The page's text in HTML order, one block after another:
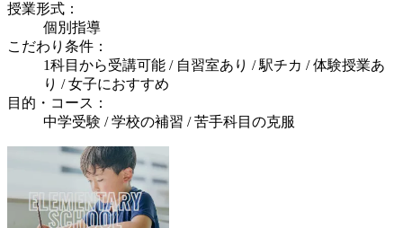
授業形式：
個別指導
こだわり条件：
1科目から受講可能 / 自習室あり / 駅チカ / 体験授業あ
り / 女子におすすめ
目的・コース：
中学受験 / 学校の補習 / 苦手科目の克服